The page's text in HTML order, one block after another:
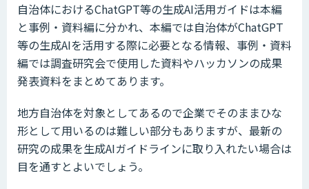
自治体におけるChatGPT等の生成AI活用ガイドは本編
と事例・資料編に分かれ、本編では自治体がChatGPT
等の生成AIを活用する際に必要となる情報、事例・資料
編では調査研究会で使用した資料やハッカソンの成果
発表資料をまとめてあります。
地方自治体を対象としてあるので企業でそのままひな
形として用いるのは難しい部分もありますが、最新の
研究の成果を生成AIガイドラインに取り入れたい場合は
目を通すとよいでしょう。